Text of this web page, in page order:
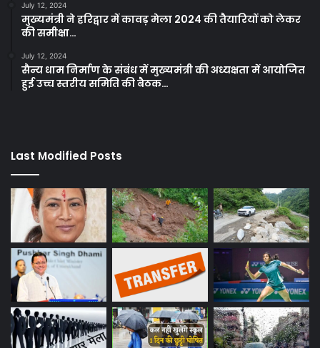
July 12, 2024
मुख्यमंत्री ने हरिद्वार में कावड़ मेला 2024 की तैयारियों को लेकर
की समीक्षा…
July 12, 2024
सैन्य धाम निर्माण के संबंध में मुख्यमंत्री की अध्यक्षता में आयोजित
हुई उच्च स्तरीय समिति की बैठक…
Last Modified Posts